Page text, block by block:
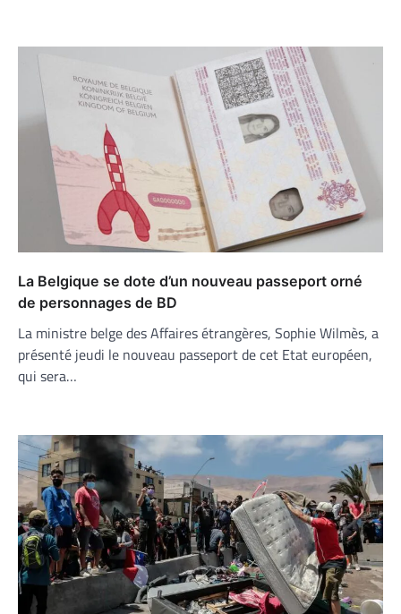
La Belgique se dote d’un nouveau passeport orné
de personnages de BD
La ministre belge des Affaires étrangères, Sophie Wilmès, a
présenté jeudi le nouveau passeport de cet Etat européen,
qui sera…